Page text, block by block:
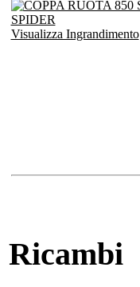
Visualizza Ingrandimento
Ricambi